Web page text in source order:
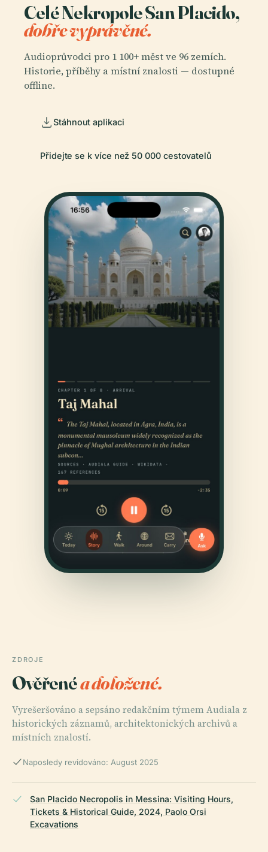
Celé Nekropole San Placido,
dobře vyprávěné.
Audioprůvodci pro 1 100+ měst ve 96 zemích.
Historie, příběhy a místní znalosti — dostupné
offline.
Stáhnout aplikaci
Přidejte se k více než 50 000 cestovatelů
ZDROJE
Ověřenéa doložené.
Vyrešeršováno a sepsáno redakčním týmem Audiala z
historických záznamů, architektonických archivů a
místních znalostí.
Naposledy revidováno: August 2025
San Placido Necropolis in Messina: Visiting Hours,
Tickets & Historical Guide, 2024, Paolo Orsi
Excavations